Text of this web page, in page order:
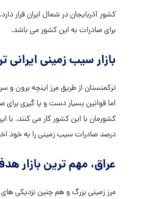
کشور آذربایجان در شمال ایران قرار
برای صادرات به این کشور می باشد.
بازار سیب زمینی ایرانی
ترکمنستان از طریق مرز اینچه برون
اما قوانین بسیار دست و پا گیری
درصد صادرات سیب زمینی را به خود
عراق، مهم ترین بازار
مرز زمینی بزرگ و هم چنین نزدیکی